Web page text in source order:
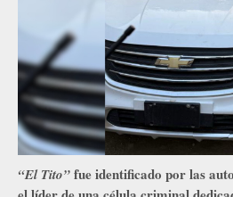
“El Tito”fue identificado por las